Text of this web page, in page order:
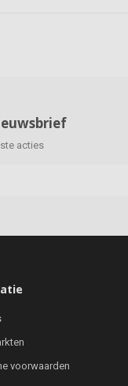
acties
voorwaarden